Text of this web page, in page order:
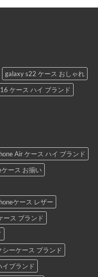
galaxy s22 ケース おしゃれ
ケース ハイ ブランド
Air ケース ハイ ブランド
ケース お揃い
ケース レザー
ース ブランド
シーケース ブランド
イブランド